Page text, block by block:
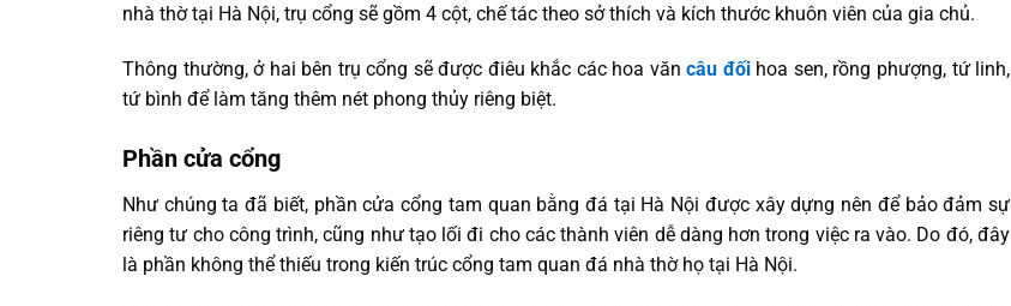
nhà thờ tại Hà Nội, trụ cổng sẽ gồm 4 cột, chế tác theo sở thích và kích thước khuôn viên của gia chủ.
Thông thường, ở hai bên trụ cổng sẽ được điêu khắc các hoa văn câu đối hoa sen, rồng phượng, tứ linh,
tứ bình để làm tăng thêm nét phong thủy riêng biệt.
Phần cửa cổng
Như chúng ta đã biết, phần cửa cổng tam quan bằng đá tại Hà Nội được xây dựng nên để bảo đảm sự
riêng tư cho công trình, cũng như tạo lối đi cho các thành viên dễ dàng hơn trong việc ra vào. Do đó, đây
là phần không thể thiếu trong kiến trúc cổng tam quan đá nhà thờ họ tại Hà Nội.